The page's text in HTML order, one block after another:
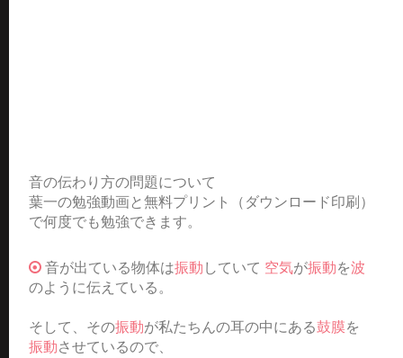
音の伝わり方の問題について
葉一の勉強動画と無料プリント（ダウンロード印刷）
で何度でも勉強できます。
音が出ている物体は振動 していて 空気が振動を波
のように伝えている。
そして、その振動が私たちんの耳の中にある鼓膜を
振動させているので、